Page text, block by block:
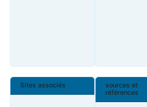
Sites associés
sources et
références